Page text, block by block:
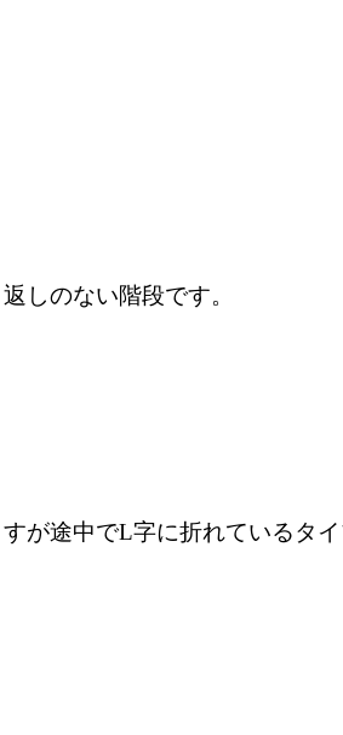
しのない階段です。
が途中でL字に折れているタ